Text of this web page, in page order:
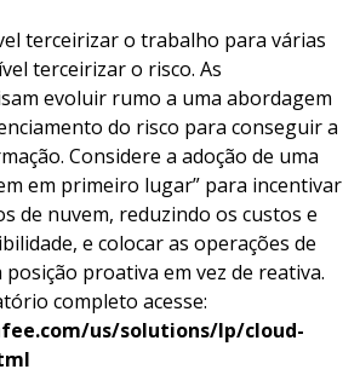
terceirizar o trabalho para várias
terceirizar o risco. As
evoluir rumo a uma abordagem
do risco para conseguir a
Considere a adoção de uma
em primeiro lugar” para incentivar
de nuvem, reduzindo os custos e
e colocar as operações de
proativa em vez de reativa.
completo acesse:
us/solutions/lp/cloud-